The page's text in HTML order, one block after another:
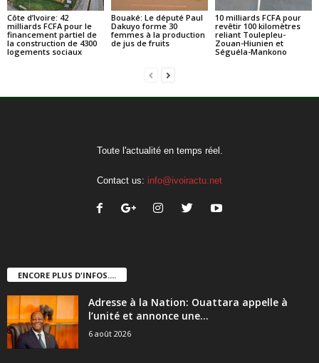
Côte d’Ivoire: 42
milliards FCFA pour le
financement partiel de
la construction de 4300
logements sociaux
Bouaké: Le député Paul
Dakuyo forme 30
femmes à la production
de jus de fruits
10 milliards FCFA pour
revêtir 100 kilomètres
reliant Toulepleu-
Zouan-Hiunien et
Séguéla-Mankono
Toute l'actualité en temps réel.
Contact us: info@ivoiractu.net
ENCORE PLUS D'INFOS....
Adresse à la Nation: Ouattara appelle à
l’unité et annonce une...
6 août 2026